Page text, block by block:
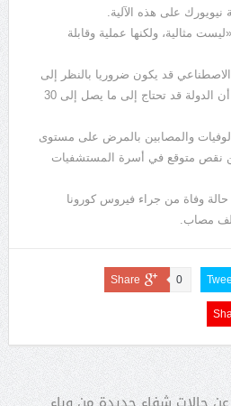
على هذه الآلية.
مثالية، ولكنها عملية وقابلة
قد يكون ضروريا بالنظر إلى
بعض التوقعات التي تشير إلى أن الدولة قد تحتاج إلى ما يصل إلى 30
والمصابين بالمرض على مستوى
نقص متوقع في أسرة المستشفيات
نيويورك أكثر من 430 حالة وفاة من جراء فيروس كورونا
Share 0